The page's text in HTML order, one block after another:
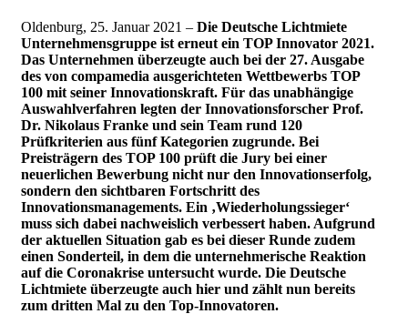
Oldenburg, 25. Januar 2021 –Die Deutsche Lichtmiete
Unternehmensgruppe ist erneut ein TOP Innovator 2021.
Das Unternehmen überzeugte auch bei der 27. Ausgabe
des von compamedia ausgerichteten Wettbewerbs TOP
100 mit seiner Innovationskraft. Für das unabhängige
Auswahlverfahren legten der Innovationsforscher Prof.
Dr. Nikolaus Franke und sein Team rund 120
Prüfkriterien aus fünf Kategorien zugrunde. Bei
Preisträgern des TOP 100 prüft die Jury bei einer
neuerlichen Bewerbung nicht nur den Innovationserfolg,
sondern den sichtbaren Fortschritt des
Innovationsmanagements. Ein ‚Wiederholungssieger‘
muss sich dabei nachweislich verbessert haben. Aufgrund
der aktuellen Situation gab es bei dieser Runde zudem
einen Sonderteil, in dem die unternehmerische Reaktion
auf die Coronakrise untersucht wurde. Die Deutsche
Lichtmiete überzeugte auch hier und zählt nun bereits
zum dritten Mal zu den Top-Innovatoren.